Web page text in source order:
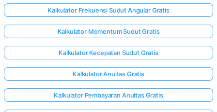
Kalkulator Frekuensi Sudut Angular Gratis
Kalkulator Momentum Sudut Gratis
Kalkulator Kecepatan Sudut Gratis
Kalkulator Anuitas Gratis
Kalkulator Pembayaran Anuitas Gratis